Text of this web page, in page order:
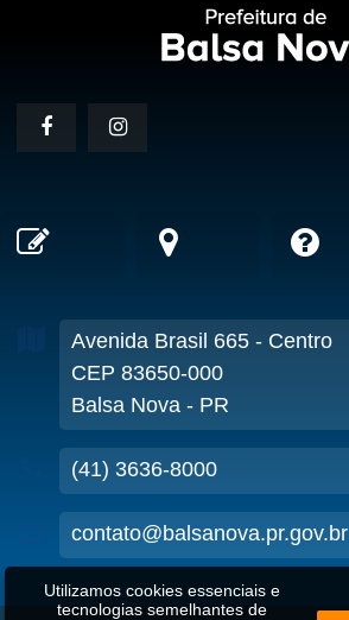
Avenida Brasil 665 - Centro
CEP 83650-000
Balsa Nova - PR
(41) 3636-8000
contato@balsanova.pr.gov.br
Utilizamos cookies essenciais e
tecnologias semelhantes de